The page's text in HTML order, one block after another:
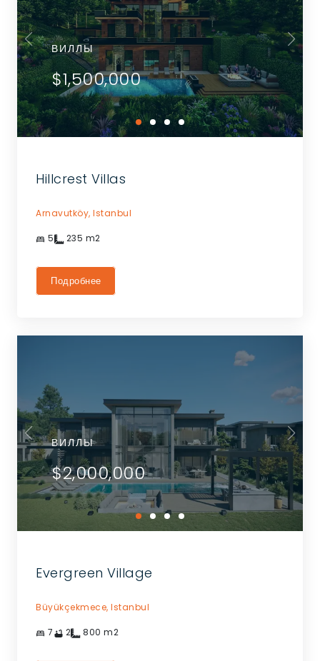
ВИЛЛЫ
$1,500,000
Hillcrest Villas
Arnavutköy, Istanbul
5 235 m2
Подробнее
ВИЛЛЫ
$2,000,000
Evergreen Village
Büyükçekmece, Istanbul
7 2 800 m2